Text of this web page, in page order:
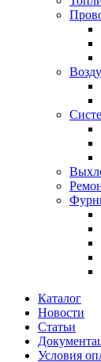
Каталог
Новости
Статьи
Условия